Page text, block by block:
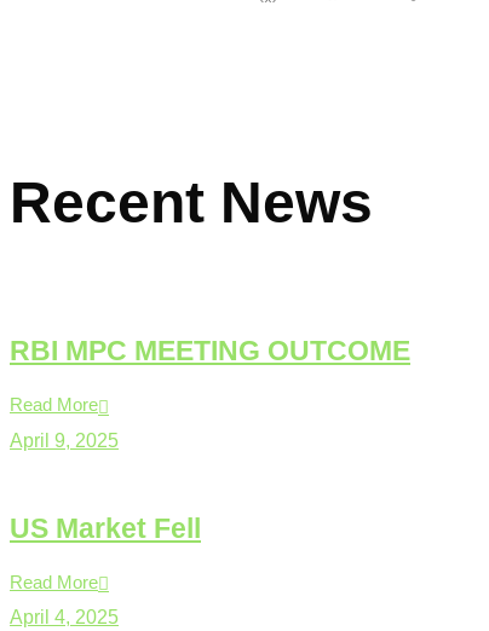
Recent News
RBI MPC MEETING OUTCOME
Read More
April 9, 2025
US Market Fell
Read More
April 4, 2025